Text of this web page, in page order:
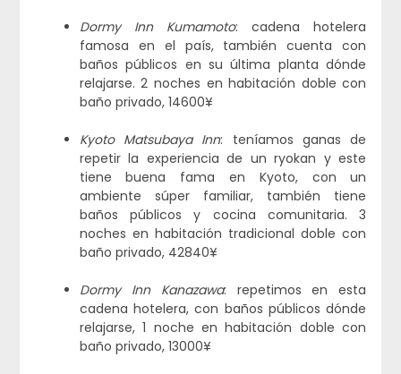
Dormy Inn Kumamoto: cadena hotelera
famosa en el país, también cuenta con
baños públicos en su última planta dónde
relajarse. 2 noches en habitación doble con
baño privado, 14600¥
Kyoto Matsubaya Inn: teníamos ganas de
repetir la experiencia de un ryokan y este
tiene buena fama en Kyoto, con un
ambiente súper familiar, también tiene
baños públicos y cocina comunitaria. 3
noches en habitación tradicional doble con
baño privado, 42840¥
Dormy Inn Kanazawa: repetimos en esta
cadena hotelera, con baños públicos dónde
relajarse, 1 noche en habitación doble con
baño privado, 13000¥